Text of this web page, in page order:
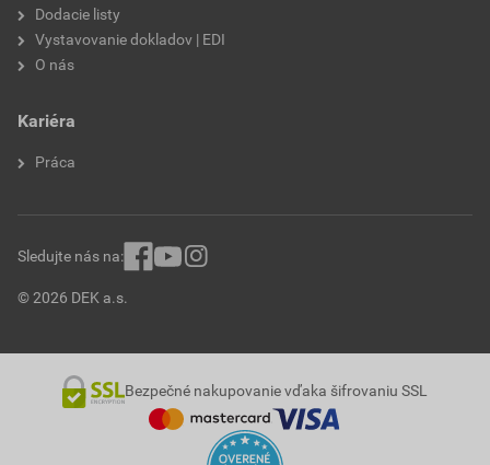
Dodacie listy
Vystavovanie dokladov | EDI
O nás
Kariéra
Práca
© 2026 DEK a.s.
Sledujte nás na:
Bezpečné nakupovanie vďaka šifrovaniu SSL